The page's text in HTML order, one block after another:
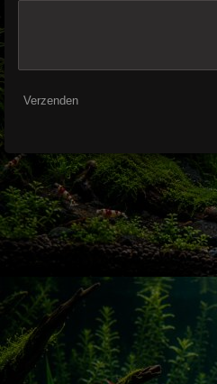
Verzenden